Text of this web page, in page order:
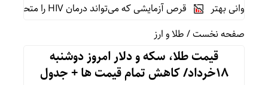
بهتر
قرص آزمایشی که می‌تواند درمان HIV را متحول کند
صفحه نخست/طلا و ارز
قیمت طلا، سکه و دلار امروز دوشنبه
18خرداد/ کاهش تمام قیمت ها + جدول